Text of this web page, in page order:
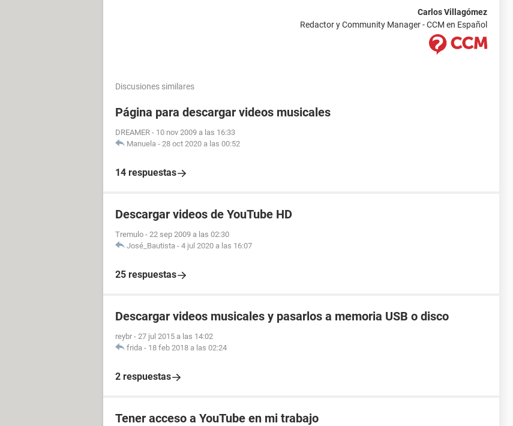
Carlos Villagómez
Redactor y Community Manager - CCM en Español
Discusiones similares
Página para descargar videos musicales
DREAMER - 10 nov 2009 a las 16:33
Manuela - 28 oct 2020 a las 00:52
14 respuestas
Descargar videos de YouTube HD
Tremulo - 22 sep 2009 a las 02:30
José_Bautista - 4 jul 2020 a las 16:07
25 respuestas
Descargar videos musicales y pasarlos a memoria USB o disco
reybr - 27 jul 2015 a las 14:02
frida - 18 feb 2018 a las 02:24
2 respuestas
Tener acceso a YouTube en mi trabajo